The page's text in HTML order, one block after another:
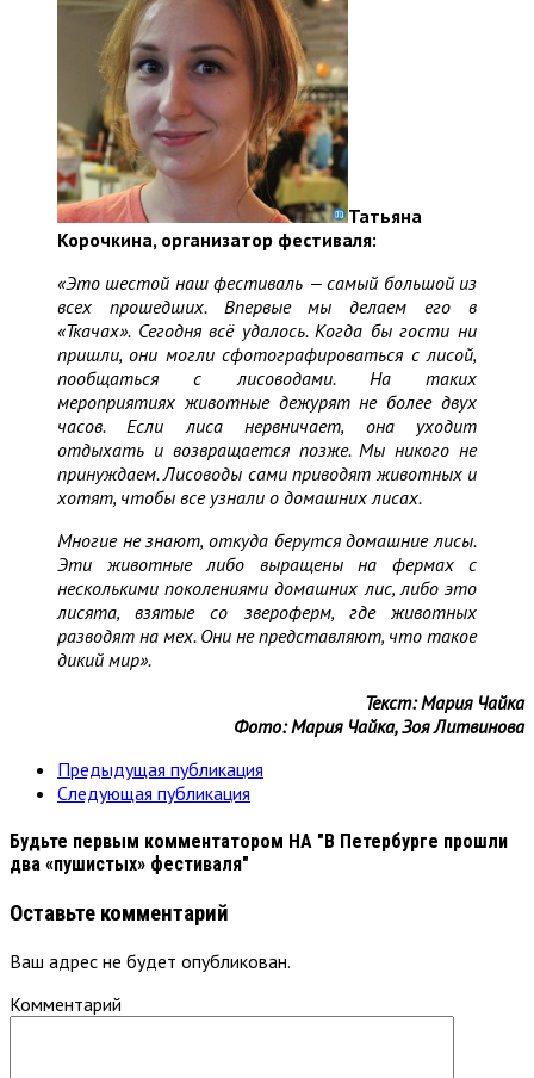
Татьяна
Корочкина, организатор фестиваля:
«Это шестой наш фестиваль — самый большой из
всех прошедших. Впервые мы делаем его в
«Ткачах». Сегодня всё удалось. Когда бы гости ни
пришли, они могли сфотографироваться с лисой,
пообщаться с лисоводами. На таких
мероприятиях животные дежурят не более двух
часов. Если лиса нервничает, она уходит
отдыхать и возвращается позже. Мы никого не
принуждаем. Лисоводы сами приводят животных и
хотят, чтобы все узнали о домашних лисах.
Многие не знают, откуда берутся домашние лисы.
Эти животные либо выращены на фермах с
несколькими поколениями домашних лис, либо это
лисята, взятые со звероферм, где животных
разводят на мех. Они не представляют, что такое
дикий мир».
Текст: Мария Чайка
Фото: Мария Чайка, Зоя Литвинова
Предыдущая публикация
Следующая публикация
Будьте первым комментатором НА "В Петербурге прошли
два «пушистых» фестиваля"
Оставьте комментарий
Ваш адрес не будет опубликован.
Комментарий